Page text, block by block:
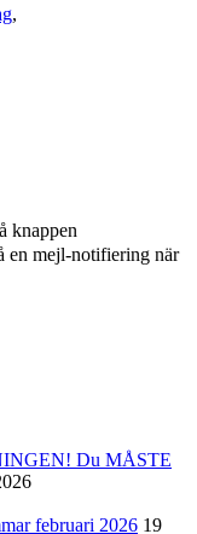
,
knappen
en mejl-notifiering när
Du MÅSTE
februari 2026 19